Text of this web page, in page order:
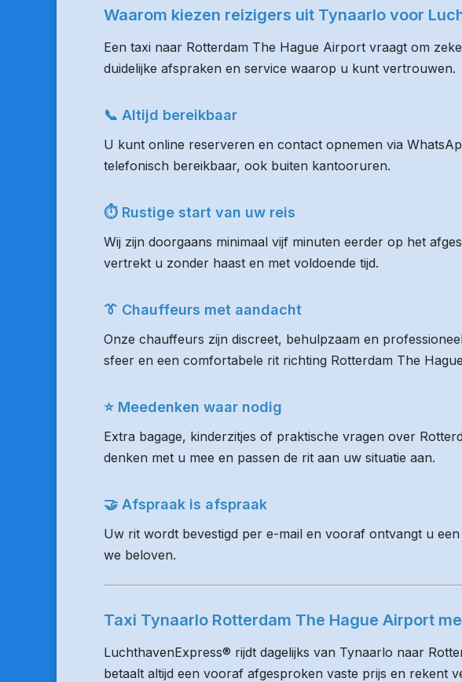
Waarom kiezen reizigers uit Tynaarlo voor
Een taxi naar Rotterdam The Hague Airport vraagt om
duidelijke afspraken en service waarop u kunt vertrouwen.
📞 Altijd bereikbaar
U kunt online reserveren en contact opnemen via
telefonisch bereikbaar, ook buiten kantooruren.
⏱ Rustige start van uw reis
Wij zijn doorgaans minimaal vijf minuten eerder op het
vertrekt u zonder haast en met voldoende tijd.
👔 Chauffeurs met aandacht
Onze chauffeurs zijn discreet, behulpzaam en
sfeer en een comfortabele rit richting Rotterdam The
⭐ Meedenken waar nodig
Extra bagage, kinderzitjes of praktische vragen over
denken met u mee en passen de rit aan uw situatie aan.
🤝 Afspraak is afspraak
Uw rit wordt bevestigd per e-mail en vooraf ontvangt u
we beloven.
Taxi Tynaarlo Rotterdam The Hague Airport
LuchthavenExpress® rijdt dagelijks van Tynaarlo naar
betaalt altijd een vooraf afgesproken vaste prijs en rekent